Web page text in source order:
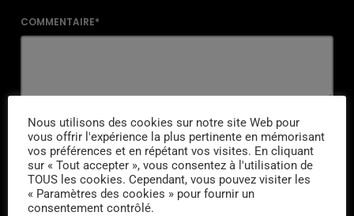
COMMENTAIRE*
NOM*
EMAIL*
Nous utilisons des cookies sur notre site Web pour
vous offrir l'expérience la plus pertinente en mémorisant
vos préférences et en répétant vos visites. En cliquant
sur « Tout accepter », vous consentez à l'utilisation de
TOUS les cookies. Cependant, vous pouvez visiter les
« Paramètres des cookies » pour fournir un
consentement contrôlé.